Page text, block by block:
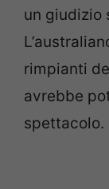
un giudizio
rimpianti
avrebbe
spettacolo.